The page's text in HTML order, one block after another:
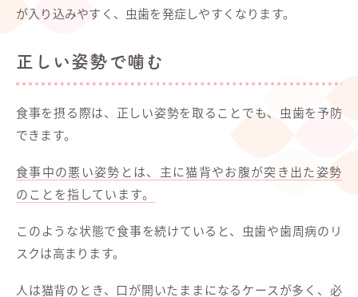
が入り込みやすく、虫歯を発症しやすくなります。
正しい姿勢で噛む
食事を摂る際は、正しい姿勢を取ることでも、虫歯を予防
できます。
食事中の悪い姿勢とは、主に猫背やお腹が突き出た姿勢
のことを指しています。
このような状態で食事を続けていると、虫歯や歯周病のリ
スクは高まります。
人は猫背のとき、口が開いたままになるケースが多く、必